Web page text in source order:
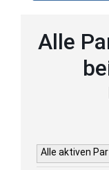
Alle
Alle aktiven